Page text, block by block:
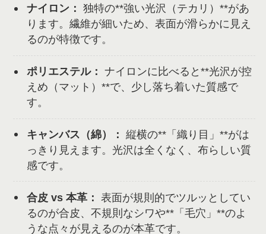
ナイロン： 独特の**強い光沢（テカリ）**があ
ります。繊維が細いため、表面が滑らかに見え
るのが特徴です。
ポリエステル： ナイロンに比べると**光沢が控
えめ（マット）**で、少し落ち着いた質感で
す。
キャンバス（綿）： 縦横の**「織り目」**がは
っきり見えます。光沢は全くなく、布らしい質
感です。
合皮 vs 本革： 表面が規則的でツルッとしてい
るのが合皮、不規則なシワや**「毛穴」**のよ
うな点々が見えるのが本革です。